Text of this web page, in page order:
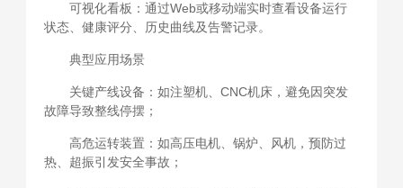
可视化看板：通过Web或移动端实时查看设备运行
状态、健康评分、历史曲线及告警记录。
典型应用场景
关键产线设备：如注塑机、CNC机床，避免因突发
故障导致整线停摆；
高危运转装置：如高压电机、锅炉、风机，预防过
热、超振引发安全事故；